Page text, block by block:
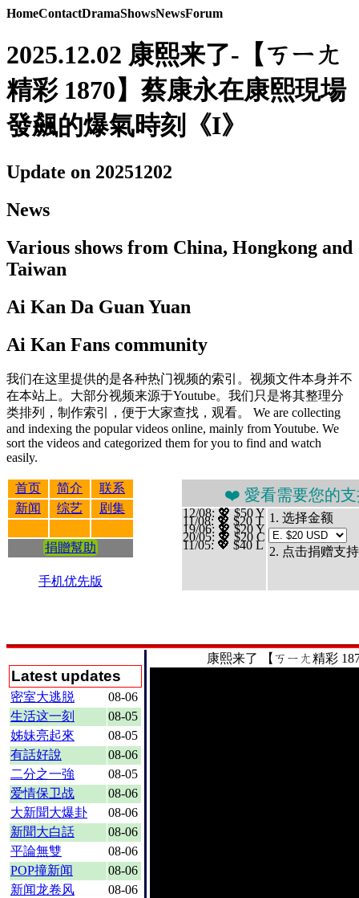
HomeContactDramaShowsNewsForum
2025.12.02 康熙来了-【ㄎㄧㄤ
精彩 1870】蔡康永在康熙現場
發飆的爆氣時刻《I》
Update on 20251202
News
Various shows from China, Hongkong and
Taiwan
Ai Kan Da Guan Yuan
Ai Kan Fans community
我们在这里提供的是各种热门视频的索引。视频文件本身并不
在本站上。大部分视频来源于Youtube。我们只是将其整理分
类排列，制作索引，便于大家查找，观看。 We are collecting
and indexing the popular videos online, mainly from Youtube. We
sort the videos and categorized them for you to find and watch
easily.
首页 简介
联系
新闻
综艺 剧集
捐贈幫助
手机优先版
❤️ 愛看需要您的支持 贊助、
12/08: 💖 $50 Y
11/08: 💖 $20 T
19/06: 💖 $20 Y
20/05: 💖 $20 C
11/05: 💖 $40 L
1. 选择金额
2. 点击捐赠支持
Latest updates
密室大逃脱
08-06
生活这一刻
08-05
姊妹亮起來
08-05
有話好說
08-06
二分之一強
08-05
爱情保卫战
08-06
大新聞大爆卦
08-06
新聞大白話
08-06
平論無雙
08-06
POP撞新闻
08-06
新闻龙卷风
08-06
康熙来了 【ㄎㄧㄤ精彩